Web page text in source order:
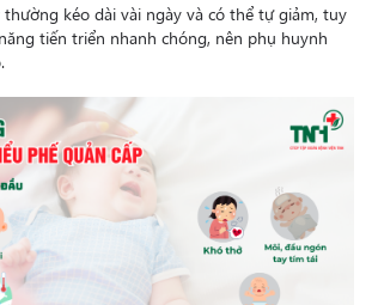
kéo dài vài ngày và có thể tự giảm, tuy
tiến triển nhanh chóng, nên phụ huynh